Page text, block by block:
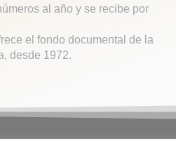
al año y se recibe por
el fondo documental de la
desde 1972.